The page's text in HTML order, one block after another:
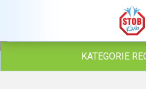
KATEGORIE